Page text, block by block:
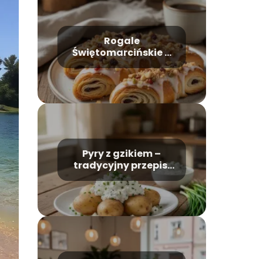
Rogale
Świętomarcińskie –
historia, przepis,
kalorie
Pyry z gzikiem –
tradycyjny przepis,
jak je przygotować?